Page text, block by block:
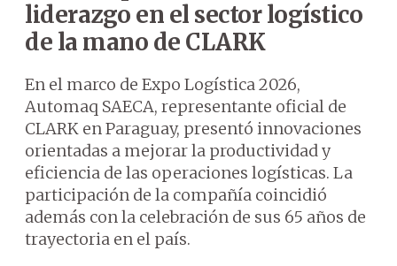
liderazgo en el sector logístico
de la mano de CLARK
En el marco de Expo Logística 2026,
Automaq SAECA, representante oficial de
CLARK en Paraguay, presentó innovaciones
orientadas a mejorar la productividad y
eficiencia de las operaciones logísticas. La
participación de la compañía coincidió
además con la celebración de sus 65 años de
trayectoria en el país.